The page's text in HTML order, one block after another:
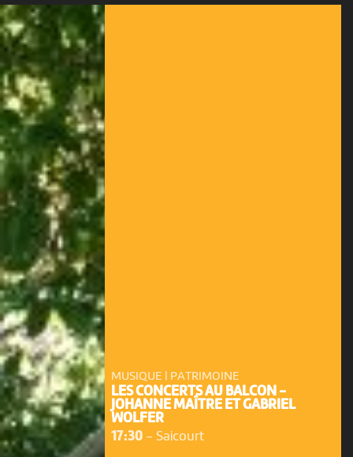
MUSIQUE | PATRIMOINE
LES CONCERTS AU BALCON -
JOHANNE MAÎTRE ET GABRIEL
WOLFER
17:30- Saicourt